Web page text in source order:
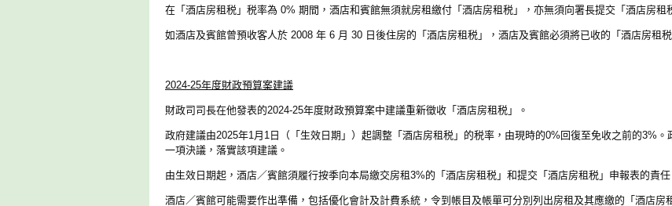
在「酒店房租税」税率為 0% 期間，酒店和賓館無須就房租繳付「酒店房租税」，亦無須向署長提交「酒店房租
如酒店及賓館曾預收客人於 2008 年 6 月 30 日後住房的「酒店房租税」，酒店及賓館必須將已收的「酒店房租
2024-25年度財政預算案建議
財政司司長在他發表的2024-25年度財政預算案中建議重新徵收「酒店房租税」。
政府建議由2025年1月1日（「生效日期」）起調整「酒店房租税」的税率，由現時的0%回復至免收之前的3%。
一項決議，落實該項建議。
由生效日期起，酒店／賓館須履行按季向本局繳交房租3%的「酒店房租税」和提交「酒店房租税」申報表的責任
酒店／賓館可能需要作出準備，包括優化會計及計費系統，令到帳目及帳單可分別列出房租及其應繳的「酒店房